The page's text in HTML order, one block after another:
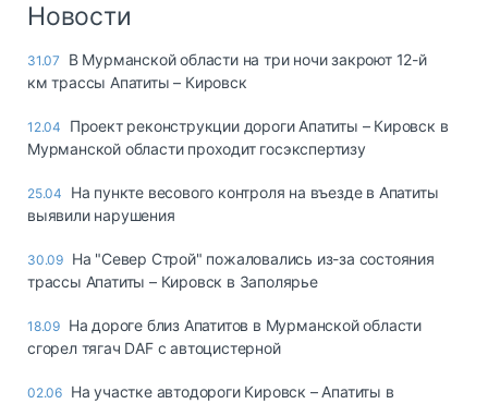
опасные грузы
страхование
Склады и
Коммерческий
транспорт
Спецтехника
запчасти, шины
Новости
31.07
В Мурманской области на три ночи закроют 12-й
км трассы Апатиты – Кировск
12.04
Проект реконструкции дороги Апатиты – Кировск в
Мурманской области проходит госэкспертизу
25.04
На пункте весового контроля на въезде в Апатиты
выявили нарушения
30.09 На "Север Строй" пожаловались из-за состояния
трассы Апатиты – Кировск в Заполярье
18.09 На дороге близ Апатитов в Мурманской области
сгорел тягач DAF с автоцистерной
02.06 На участке автодороги Кировск – Апатиты в